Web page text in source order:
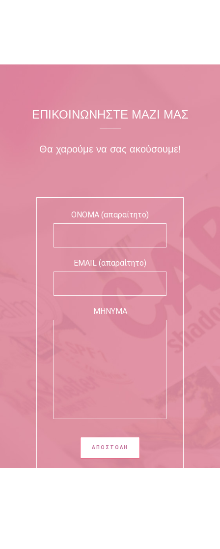
ΕΠΙΚΟΙΝΩΝΗΣΤΕ ΜΑΖΙ ΜΑΣ
Θα χαρούμε να σας ακούσουμε!
ΟΝΟΜΑ (απαραίτητο)
EMAIL (απαραίτητο)
ΜΗΝΥΜΑ